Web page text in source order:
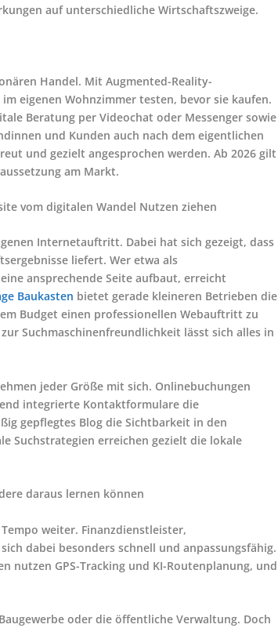
auf unterschiedliche Wirtschaftszweige.
Handel. Mit Augmented-Reality-
eigenen Wohnzimmer testen, bevor sie kaufen.
Beratung per Videochat oder Messenger sowie
und Kunden auch nach dem eigentlichen
und gezielt angesprochen werden. Ab 2026 gilt
am Markt.
vom digitalen Wandel Nutzen ziehen
Internetauftritt. Dabei hat sich gezeigt, dass
liefert. Wer etwa als
ansprechende Seite aufbaut, erreicht
Baukasten bietet gerade kleineren Betrieben die
Budget einen professionellen Webauftritt zu
Suchmaschinenfreundlichkeit lässt sich alles in
jeder Größe mit sich. Onlinebuchungen
integrierte Kontaktformulare die
gepflegtes Blog die Sichtbarkeit in den
Suchstrategien erreichen gezielt die lokale
daraus lernen können
weiter. Finanzdienstleister,
dabei besonders schnell und anpassungsfähig.
nutzen GPS-Tracking und KI-Routenplanung, und
oder die öffentliche Verwaltung. Doch